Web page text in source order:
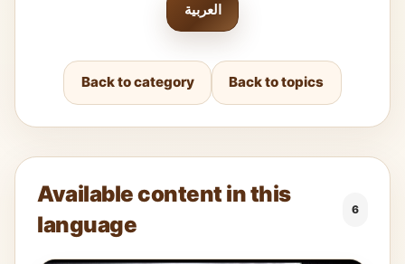
العربية
Back to category Back to topics
Available content in this
language
6